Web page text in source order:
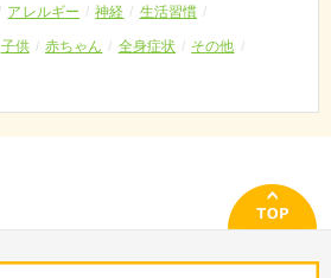
アレルギー 神経 生活習慣
子供 赤ちゃん 全身症状 その他